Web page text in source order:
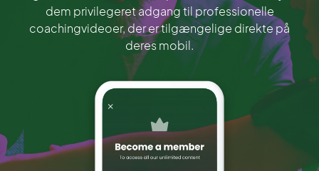
dem privilegeret adgang til professionelle
coachingvideoer, der er tilgængelige direkte på
deres mobil.